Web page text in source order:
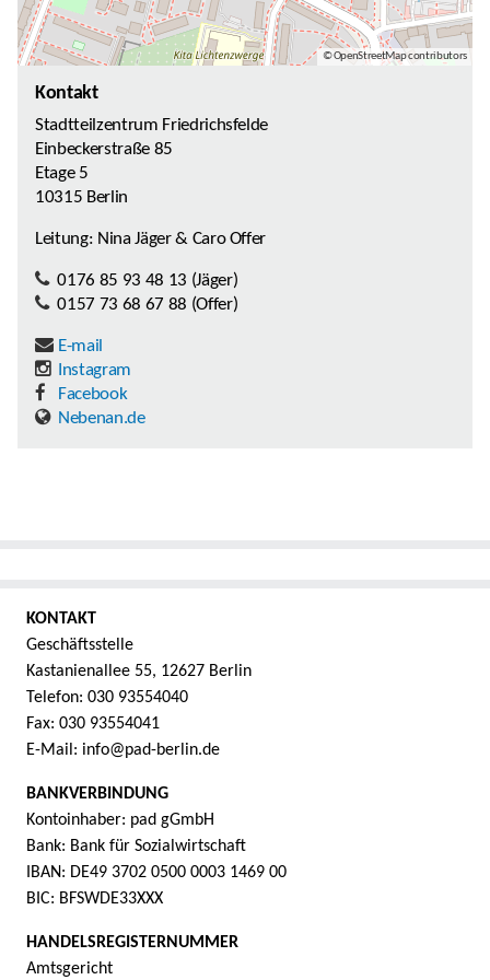
© OpenStreetMap contributors
Kontakt
Stadtteilzentrum Friedrichsfelde
Einbeckerstraße 85
Etage 5
10315 Berlin
Leitung: Nina Jäger & Caro Offer
0176 85 93 48 13 (Jäger)
0157 73 68 67 88 (Offer)
E-mail
Instagram
Facebook
Nebenan.de
KONTAKT
Geschäftsstelle
Kastanienallee 55, 12627 Berlin
Telefon: 030 93554040
Fax: 030 93554041
E-Mail: info@pad-berlin.de
BANKVERBINDUNG
Kontoinhaber: pad gGmbH
Bank: Bank für Sozialwirtschaft
IBAN: DE49 3702 0500 0003 1469 00
BIC: BFSWDE33XXX
HANDELSREGISTERNUMMER
Amtsgericht